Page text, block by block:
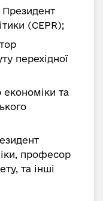
Президент
(CEPR);
перехідної
та
професор
та інші